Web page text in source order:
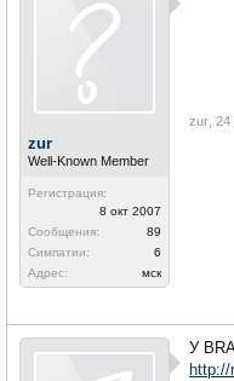
zur
Well-Known Member
Регистрация:
8 окт 2007
Сообщения:
89
Симпатии:
6
Адрес:
мск
zur 24
У